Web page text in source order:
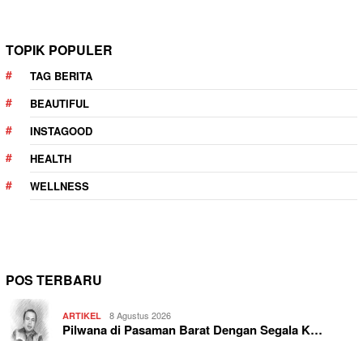
TOPIK POPULER
TAG BERITA
BEAUTIFUL
INSTAGOOD
HEALTH
WELLNESS
POS TERBARU
ARTIKEL 8 Agustus 2026
Pilwana di Pasaman Barat Dengan Segala K…